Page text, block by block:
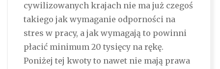
cywilizowanych krajach nie ma już czegoś
takiego jak wymaganie odporności na
stres w pracy, a jak wymagają to powinni
płacić minimum 20 tysięcy na rękę.
Poniżej tej kwoty to nawet nie mają prawa